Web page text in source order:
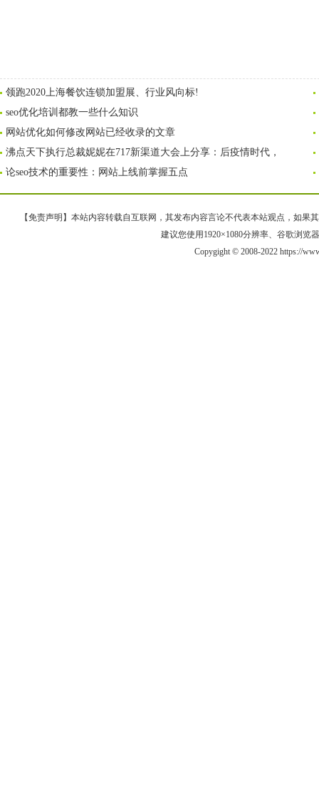
领跑2020上海餐饮连锁加盟展、行业风向标!
seo优化培训都教一些什么知识
网站优化如何修改网站已经收录的文章
沸点天下执行总裁妮妮在717新渠道大会上分享：后疫情时代，
论seo技术的重要性：网站上线前掌握五点
【免责声明】本站内容转载自互联网，其发布内容言论不代表本站观点，如果
建议您使用1920×1080分辨率、谷歌浏览
Copygight © 2008-2022 https://